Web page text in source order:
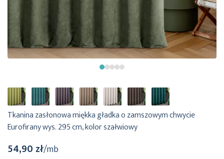
Tkanina zasłonowa miękka gładka o zamszowym chwycie
Eurofirany wys. 295 cm, kolor szałwiowy
54,90 zł/mb